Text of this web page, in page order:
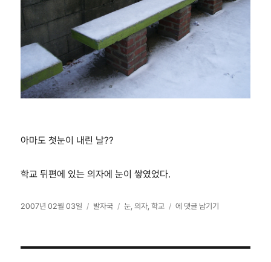
아마도 첫눈이 내린 날??
학교 뒤편에 있는 의자에 눈이 쌓였었다.
작
2007년 02월 03일
카
발자국
태
눈,의자,학교
눈
에 댓글 남기기